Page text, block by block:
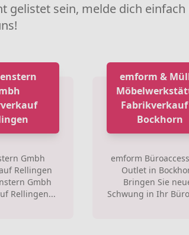
gelistet sein, melde dich einfach
Gmbh
Rellingen
Gmbh
Rellingen...
emform &
Bockhorn
emform
Outlet in
Bringen Sie
Schwung in Ihr